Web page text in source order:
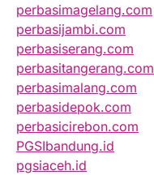
perbasimagelang.com
perbasijambi.com
perbasiserang.com
perbasitangerang.com
perbasimalang.com
perbasidepok.com
perbasicirebon.com
PGSIbandung.id
pgsiaceh.id